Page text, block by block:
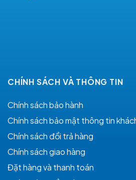
CHÍNH SÁCH VÀ THÔNG TIN
Chính sách bảo hành
Chính sách bảo mật thông tin
Chính sách đổi trả hàng
Chính sách giao hàng
Đặt hàng và thanh toán